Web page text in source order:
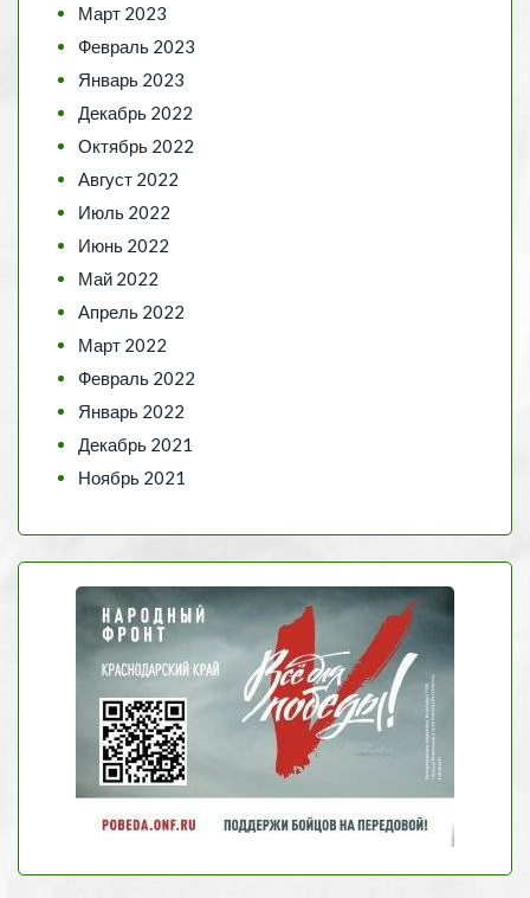
Март 2023
Февраль 2023
Январь 2023
Декабрь 2022
Октябрь 2022
Август 2022
Июль 2022
Июнь 2022
Май 2022
Апрель 2022
Март 2022
Февраль 2022
Январь 2022
Декабрь 2021
Ноябрь 2021